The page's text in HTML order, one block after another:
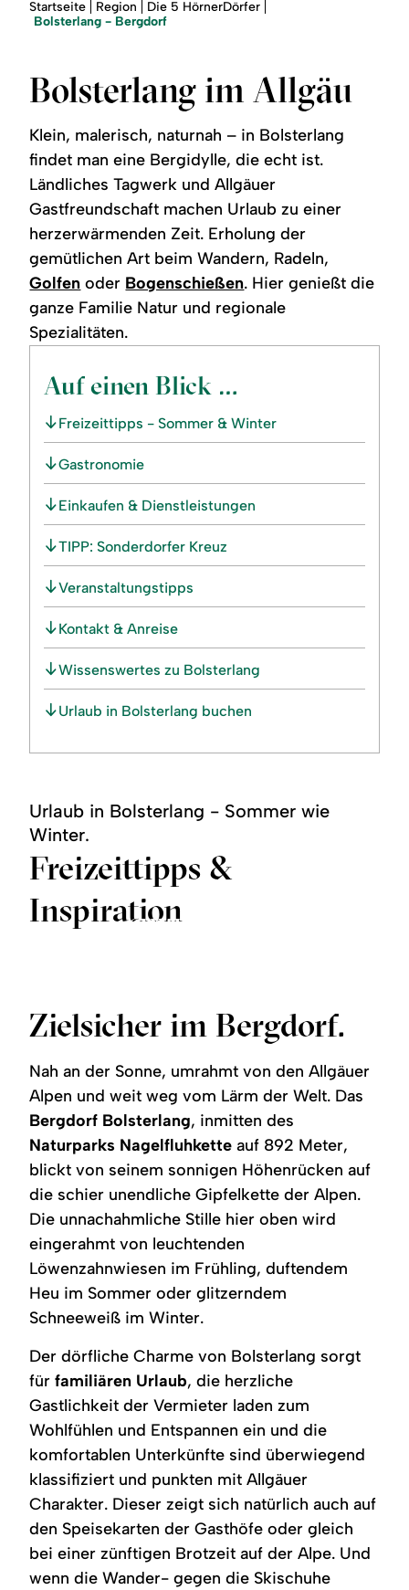
Region
Sie
sind
Startseite Region
Die 5 HörnerDörfer
Bolsterlang - Bergdorf
Bolsterlang im Allgäu
Klein, malerisch, naturnah – in Bolsterlang
findet man eine Bergidylle, die echt ist.
Ländliches Tagwerk und Allgäuer
Gastfreundschaft machen Urlaub zu einer
herzerwärmenden Zeit. Erholung der
gemütlichen Art beim Wandern, Radeln,
Golfen oder Bogenschießen. Hier genießt die
ganze Familie Natur und regionale
Spezialitäten.
Auf einen Blick …
Freizeittipps - Sommer & Winter
Gastronomie
Einkaufen & Dienstleistungen
TIPP: Sonderdorfer Kreuz
Veranstaltungstipps
Kontakt & Anreise
Wissenswertes zu Bolsterlang
Urlaub in Bolsterlang buchen
Urlaub in Bolsterlang - Sommer wie
Winter.
Freizeittipps &
InspirationSommertipps
Wintertipps
360°-Panoramen
Zielsicher im Bergdorf.
Nah an der Sonne, umrahmt von den Allgäuer
Alpen und weit weg vom Lärm der Welt. Das
Bergdorf Bolsterlang, inmitten des
Naturparks Nagelfluhkette auf 892 Meter,
blickt von seinem sonnigen Höhenrücken auf
die schier unendliche Gipfelkette der Alpen.
Die unnachahmliche Stille hier oben wird
eingerahmt von leuchtenden
Löwenzahnwiesen im Frühling, duftendem
Heu im Sommer oder glitzerndem
Schneeweiß im Winter.
Der dörfliche Charme von Bolsterlang sorgt
fürfamiliären Urlaub, die herzliche
Gastlichkeit der Vermieter laden zum
Wohlfühlen und Entspannen ein und die
komfortablen Unterkünfte sind überwiegend
klassifiziert und punkten mit Allgäuer
Charakter. Dieser zeigt sich natürlich auch auf
den Speisekarten der Gasthöfe oder gleich
bei einer zünftigen Brotzeit auf der Alpe. Und
wenn die Wander- gegen die Skischuhe